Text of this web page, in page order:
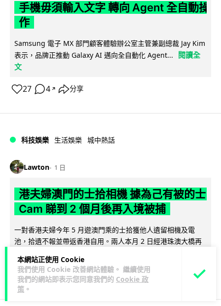
本網站正使用 Cookie
我們使用 Cookie 改善網站體驗。 繼續使用
我們的網站即表示您同意我們的 Cookie 政
策 。
手機毋須輸入文字 轉向 Agent 全自動操
作
Samsung 電子 MX 部門顧客體驗辦公室主管兼副總裁 Jay Kim
表示，品牌正推動 Galaxy AI 邁向全自動化 Agent...
閱讀全
文
27 4 ↗ 分享
科技娛樂 生活娛樂 城中熱話
Lawton 1 日
港夫婦澳門的士拾相機 據為己有被的士
Cam 睇到 2 個月後再入境被捕
一對香港夫婦今年 5 月遊澳門乘的士拾獲他人遺留相機及電
池，拾遺不報並帶返香港自用。兩人本月 2 日經港珠澳大橋再
532 75↗ 分享